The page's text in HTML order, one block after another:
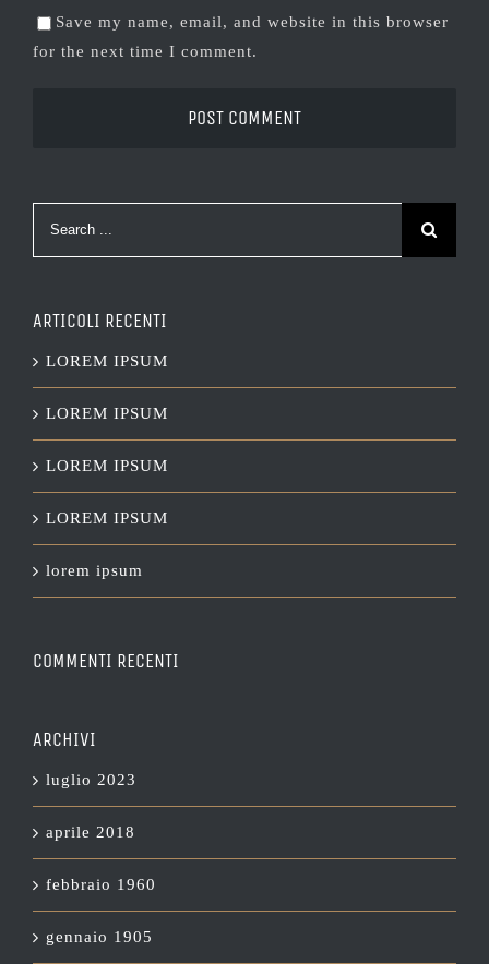
Save my name, email, and website in this browser
for the next time I comment.
ARTICOLI RECENTI
LOREM IPSUM
LOREM IPSUM
LOREM IPSUM
LOREM IPSUM
lorem ipsum
COMMENTI RECENTI
ARCHIVI
luglio 2023
aprile 2018
febbraio 1960
gennaio 1905